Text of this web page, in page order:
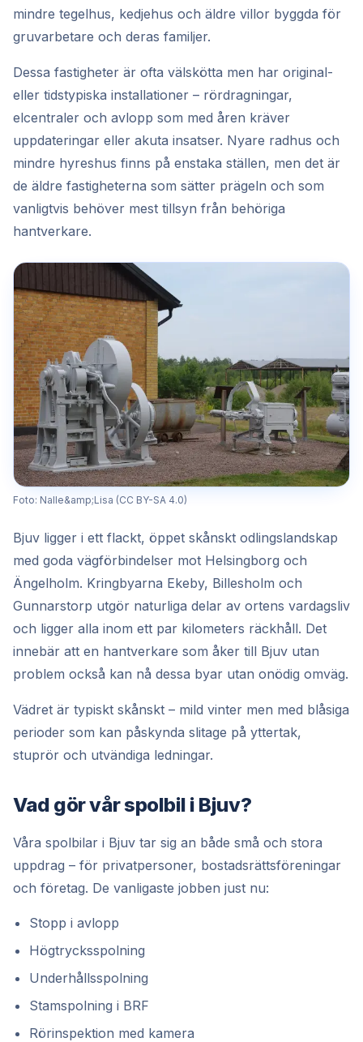
mindre tegelhus, kedjehus och äldre villor byggda för
gruvarbetare och deras familjer.
Dessa fastigheter är ofta välskötta men har original-
eller tidstypiska installationer – rördragningar,
elcentraler och avlopp som med åren kräver
uppdateringar eller akuta insatser. Nyare radhus och
mindre hyreshus finns på enstaka ställen, men det är
de äldre fastigheterna som sätter prägeln och som
vanligtvis behöver mest tillsyn från behöriga
hantverkare.
Foto: Nalle&amp;Lisa (CC BY-SA 4.0)
Bjuv ligger i ett flackt, öppet skånskt odlingslandskap
med goda vägförbindelser mot Helsingborg och
Ängelholm. Kringbyarna Ekeby, Billesholm och
Gunnarstorp utgör naturliga delar av ortens vardagsliv
och ligger alla inom ett par kilometers räckhåll. Det
innebär att en hantverkare som åker till Bjuv utan
problem också kan nå dessa byar utan onödig omväg.
Vädret är typiskt skånskt – mild vinter men med blåsiga
perioder som kan påskynda slitage på yttertak,
stuprör och utvändiga ledningar.
Vad gör vår spolbil i Bjuv?
Våra spolbilar i Bjuv tar sig an både små och stora
uppdrag – för privatpersoner, bostadsrättsföreningar
och företag. De vanligaste jobben just nu:
Stopp i avlopp
Högtrycksspolning
Underhållsspolning
Stamspolning i BRF
Rörinspektion med kamera